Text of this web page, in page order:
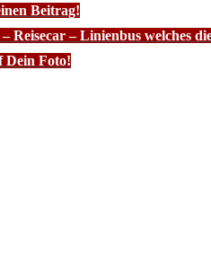
Beitrag!
Reisecar – Linienbus welches
Dein Foto!